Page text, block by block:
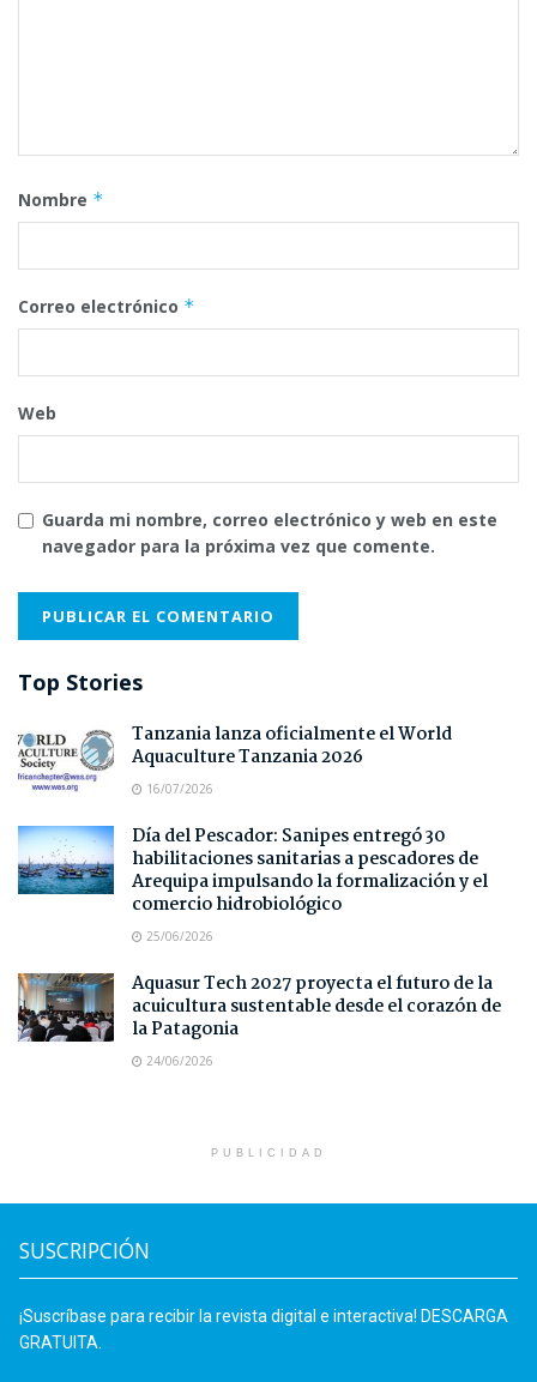
Nombre *
Correo electrónico *
Web
Guarda mi nombre, correo electrónico y web en este
navegador para la próxima vez que comente.
Top Stories
Tanzania lanza oficialmente el World
Aquaculture Tanzania 2026
16/07/2026
Día del Pescador: Sanipes entregó 30
habilitaciones sanitarias a pescadores de
Arequipa impulsando la formalización y el
comercio hidrobiológico
25/06/2026
Aquasur Tech 2027 proyecta el futuro de la
acuicultura sustentable desde el corazón de
la Patagonia
24/06/2026
PUBLICIDAD
SUSCRIPCIÓN
¡Suscríbase para recibir la revista digital e interactiva! DESCARGA
GRATUITA.